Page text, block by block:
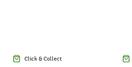
Click & Collect